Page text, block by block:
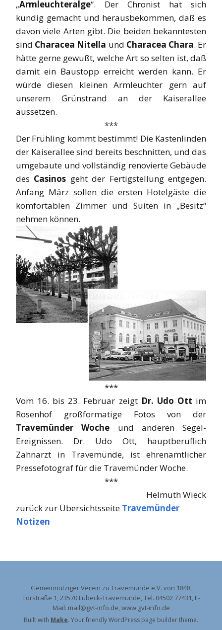
„Armleuchteralge“. Der Chronist hat sich
kundig gemacht und herausbekommen, daß es
davon viele Arten gibt. Die beiden bekanntesten
sind Characea Nitella und Characea Chara. Er
hätte gerne gewußt, welche Art so selten ist, daß
damit ein Baustopp erreicht werden kann. Er
würde diesen kleinen Armleuchter gern auf
unserem Grünstrand an der Kaiserallee
aussetzen.
***
Der Frühling kommt bestimmt! Die Kastenlinden
der Kaiserallee sind bereits beschnitten, und das
umgebaute und vollständig renovierte Gebäude
des Casinos geht der Fertigstellung entgegen.
Anfang März sollen die ersten Hotelgäste die
komfortablen Zimmer und Suiten in „Besitz“
nehmen können.
***
Vom 16. bis 23. Februar zeigt Dr. Udo Ott im
Rosenhof großformatige Fotos von der
Travemünder Woche und anderen Segel-
Ereignissen. Dr. Udo Ott, hauptberuflich
Zahnarzt in Travemünde, ist ehrenamtlicher
Pressefotograf für die Travemünder Woche.
***
Helmuth Wieck
zurück zur Übersichtsseite Travemünder
Notizen
Gemeinnütziger Verein zu Travemünde e.V. von 1848,
Torstraße 1, 23570 Lübeck-Travemünde, Tel. 04502 77431, E-
Mail: mail@gvt-info.de, www.gvt-info.de
Built with Make. Your friendly WordPress page builder theme.